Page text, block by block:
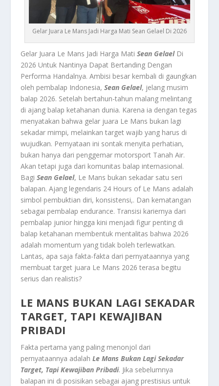
Gelar Juara Le Mans Jadi Harga Mati Sean Gelael Di 2026
Gelar Juara Le Mans Jadi Harga MatiSean GelaelDi
2026 Untuk Nantinya Dapat Bertanding Dengan
Performa Handalnya. Ambisi besar kembali di gaungkan
oleh pembalap Indonesia,Sean Gelael, jelang musim
balap 2026. Setelah bertahun-tahun malang melintang
di ajang balap ketahanan dunia. Karena ia dengan tegas
menyatakan bahwa gelar juara Le Mans bukan lagi
sekadar mimpi, melainkan target wajib yang harus di
wujudkan. Pernyataan ini sontak menyita perhatian,
bukan hanya dari penggemar motorsport Tanah Air.
Akan tetapi juga dari komunitas balap internasional.
BagiSean Gelael, Le Mans bukan sekadar satu seri
balapan. Ajang legendaris 24 Hours of Le Mans adalah
simbol pembuktian diri, konsistensi,. Dan kematangan
sebagai pembalap endurance. Transisi kariernya dari
pembalap junior hingga kini menjadi figur penting di
balap ketahanan membentuk mentalitas bahwa 2026
adalah momentum yang tidak boleh terlewatkan.
Lantas, apa saja fakta-fakta dari pernyataannya yang
membuat target juara Le Mans 2026 terasa begitu
serius dan realistis?
LE MANS BUKAN LAGI SEKADAR
TARGET, TAPI KEWAJIBAN
PRIBADI
Fakta pertama yang paling menonjol dari
pernyataannya adalah Le Mans Bukan Lagi Sekadar
Target, Tapi Kewajiban Pribadi. Jika sebelumnya
balapan ini di posisikan sebagai ajang prestisius untuk